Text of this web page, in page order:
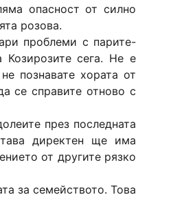
опасност от силно
розова.
проблеми с парите-
сега. Не е
познавате хората от
се справите отново с
през последната
директен ще има
от другите рязко
за семейството. Това